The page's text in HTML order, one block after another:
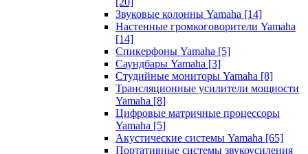
Звуковые колонны Yamaha [14]
Настенные громкоговорители Yamaha
[14]
Спикерфоны Yamaha [5]
Саундбары Yamaha [3]
Студийные мониторы Yamaha [8]
Трансляционные усилители мощности
Yamaha [8]
Цифровые матричные процессоры
Yamaha [5]
Акустические системы Yamaha [65]
Портативные системы звукоусиления